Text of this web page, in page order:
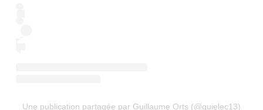
Une publication partagée par Guillaume Orts (@guielec13)